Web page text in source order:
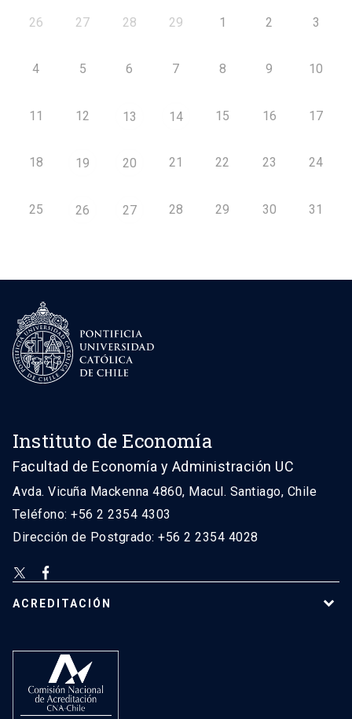
26 27 28 29 1 2 3
4 5 6 7 8 9 10
11 12 13 14 15 16 17
18 19 20 21 22 23 24
25 26 27 28 29 30 31
Instituto de Economía
Facultad de Economía y Administración UC
Avda. Vicuña Mackenna 4860, Macul. Santiago, Chile
Teléfono: +56 2 2354 4303
Dirección de Postgrado: +56 2 2354 4028
ACREDITACIÓN